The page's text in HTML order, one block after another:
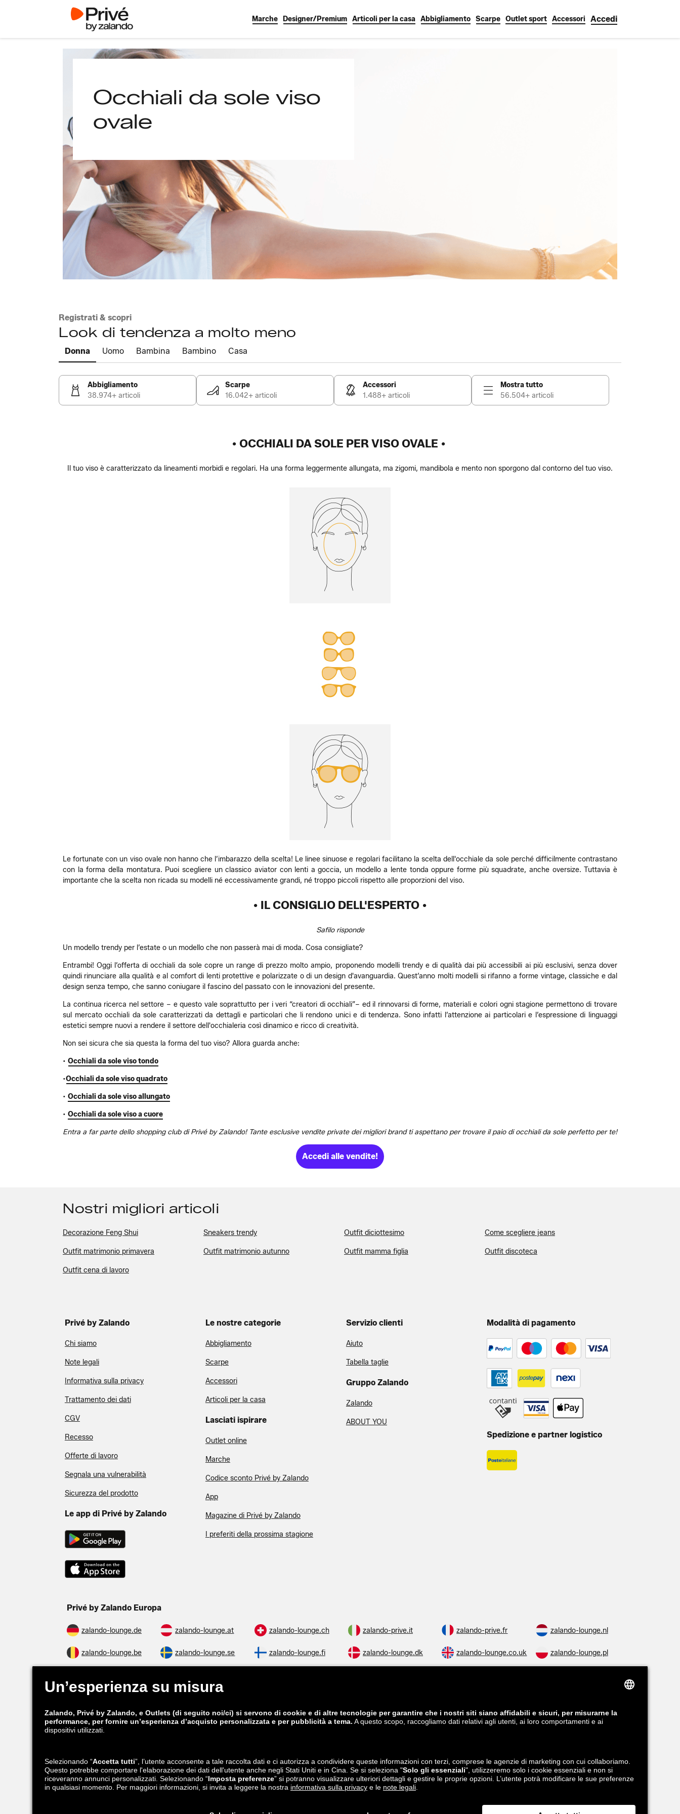
Marche Designer/Premium Articoli per la casa Abbigliamento Scarpe Outlet sport Accessori Accedi
Occhiali da sole viso
ovale
Registrati & scopri
Look di tendenza a molto meno
Donna Uomo Bambina Bambino Casa
Abbigliamento
38.974+ articoli
Scarpe
16.042+ articoli
Accessori
1.488+ articoli
Mostra tutto
56.504+ articoli
• OCCHIALI DA SOLE PER VISO OVALE •
Il tuo viso è caratterizzato da lineamenti morbidi e regolari. Ha una forma leggermente allungata, ma zigomi, mandibola e mento non sporgono dal contorno del tuo viso.
Le fortunate con un viso ovale non hanno che l’imbarazzo della scelta! Le linee sinuose e regolari facilitano la scelta dell'occhiale da sole perché difficilmente contrastano
con la forma della montatura. Puoi scegliere un classico aviator con lenti a goccia, un modello a lente tonda oppure forme più squadrate, anche oversize. Tuttavia è
importante che la scelta non ricada su modelli né eccessivamente grandi, né troppo piccoli rispetto alle proporzioni del viso.
• IL CONSIGLIO DELL'ESPERTO •
Safilo risponde
Un modello trendy per l’estate o un modello che non passerà mai di moda. Cosa consigliate?
Entrambi! Oggi l’offerta di occhiali da sole copre un range di prezzo molto ampio, proponendo modelli trendy e di qualità dai più accessibili ai più esclusivi, senza dover
quindi rinunciare alla qualità e al comfort di lenti protettive e polarizzate o di un design d'avanguardia. Quest’anno molti modelli si rifanno a forme vintage, classiche e dal
design senza tempo, che sanno coniugare il fascino del passato con le innovazioni del presente.
La continua ricerca nel settore – e questo vale soprattutto per i veri “creatori di occhiali”– ed il rinnovarsi di forme, materiali e colori ogni stagione permettono di trovare
sul mercato occhiali da sole caratterizzati da dettagli e particolari che li rendono unici e di tendenza. Sono infatti l’attenzione ai particolari e l’espressione di linguaggi
estetici sempre nuovi a rendere il settore dell'occhialeria così dinamico e ricco di creatività.
Non sei sicura che sia questa la forma del tuo viso? Allora guarda anche:
• Occhiali da sole viso tondo
•Occhiali da sole viso quadrato
• Occhiali da sole viso allungato
• Occhiali da sole viso a cuore
Entra a far parte dello shopping club di Privé by Zalando! Tante esclusive vendite private dei migliori brand ti aspettano per trovare il paio di occhiali da sole perfetto per te!
Accedi alle vendite!
Nostri migliori articoli
Decorazione Feng Shui Sneakers trendy Outfit diciottesimo Come scegliere jeans
Outfit matrimonio primavera Outfit matrimonio autunno Outfit mamma figlia Outfit discoteca
Outfit cena di lavoro
Privé by Zalando
Chi siamo
Note legali
Informativa sulla privacy
Trattamento dei dati
CGV
Recesso
Offerte di lavoro
Segnala una vulnerabilità
Sicurezza del prodotto
Le app di Privé by Zalando
Le nostre categorie
Abbigliamento
Scarpe
Accessori
Articoli per la casa
Lasciati ispirare
Outlet online
Marche
Codice sconto Privé by Zalando
App
Magazine di Privé by Zalando
I preferiti della prossima stagione
Servizio clienti
Aiuto
Tabella taglie
Gruppo Zalando
Zalando
ABOUT YOU
Modalità di pagamento
Spedizione e partner logistico
Privé by Zalando Europa
zalando-lounge.de zalando-lounge.at zalando-lounge.ch zalando-prive.it zalando-prive.fr zalando-lounge.nl
zalando-lounge.be zalando-lounge.se zalando-lounge.fi zalando-lounge.dk zalando-lounge.co.uk zalando-lounge.pl
zalando-lounge.si
Facebook Instagram
*Rispetto alprezzo di vendita consigliato.